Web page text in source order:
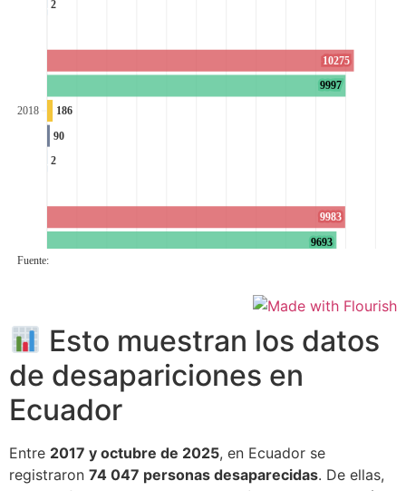
Esto muestran los datos
de desapariciones en
Ecuador
Entre 2017 y octubre de 2025, en Ecuador se
registraron 74 047 personas desaparecidas. De ellas,